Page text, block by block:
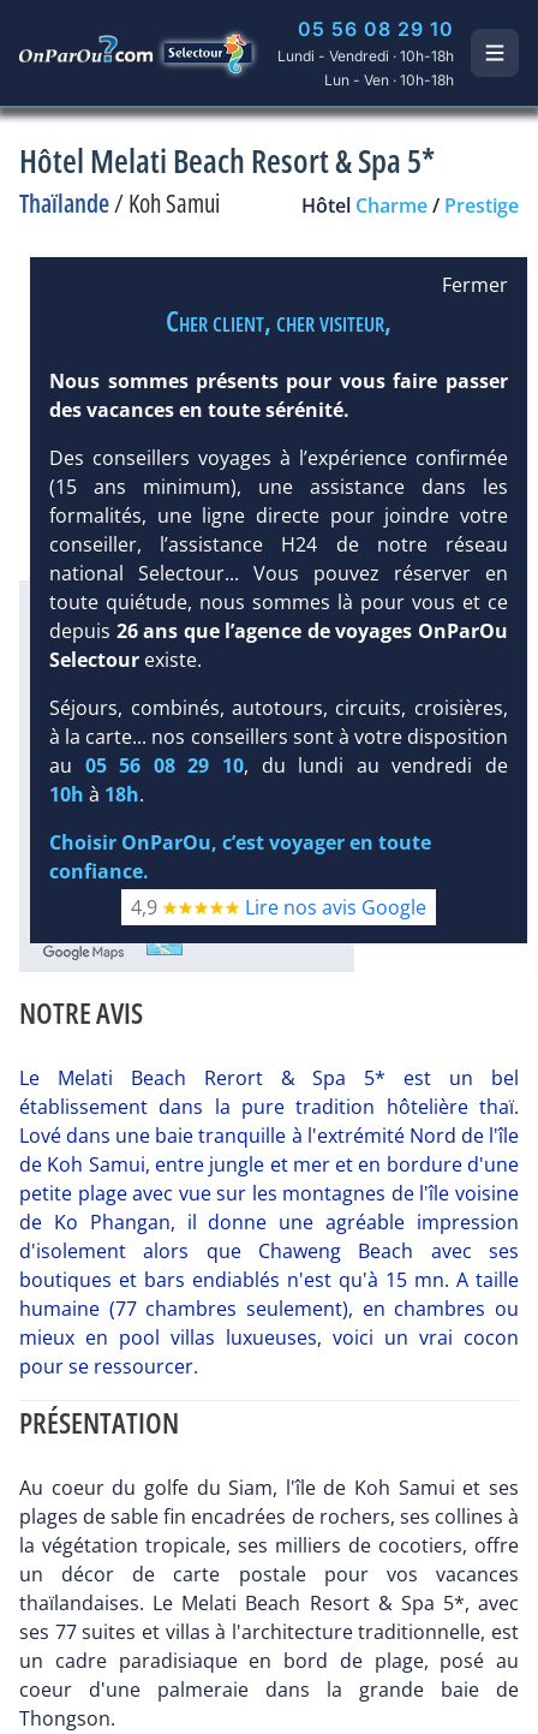
05 56 08 29 10
Lundi - Vendredi · 10h-18h
Lun - Ven · 10h-18h
Hôtel Melati Beach Resort & Spa 5*
Thaïlande/Koh Samui Hôtel Charme/ Prestige
DEMANDE
D’INFORMATIONS
Infos météo :
30 °C 210 mm
Dist.Distance:
< 100 m
Long.Longueur
250 m
Équipement :
77
Tx
Infos golfs :
Distance depuis l'hôtel : 13 km
Diaporama
NOTRE AVIS
Le Melati Beach Rerort & Spa 5* est un bel
établissement dans la pure tradition hôtelière thaï.
Lové dans une baie tranquille à l'extrémité Nord de l'île
de Koh Samui, entre jungle et mer et en bordure d'une
petite plage avec vue sur les montagnes de l'île voisine
de Ko Phangan, il donne une agréable impression
d'isolement alors que Chaweng Beach avec ses
boutiques et bars endiablés n'est qu'à 15 mn. A taille
humaine (77 chambres seulement), en chambres ou
mieux en pool villas luxueuses, voici un vrai cocon
pour se ressourcer.
PRÉSENTATION
Au coeur du golfe du Siam, l'île de Koh Samui et ses
plages de sable fin encadrées de rochers, ses collines à
la végétation tropicale, ses milliers de cocotiers, offre
un décor de carte postale pour vos vacances
thaïlandaises. Le Melati Beach Resort & Spa 5*, avec
ses 77 suites et villas à l'architecture traditionnelle, est
un cadre paradisiaque en bord de plage, posé au
coeur d'une palmeraie dans la grande baie de
Thongson.
Fermer
Cher client, cher visiteur,
Nous sommes présents pour vous faire passer
des vacances en toute sérénité.
Des conseillers voyages à l’expérience confirmée
(15 ans minimum), une assistance dans les
formalités, une ligne directe pour joindre votre
conseiller, l’assistance H24 de notre réseau
national Selectour... Vous pouvez réserver en
toute quiétude, nous sommes là pour vous et ce
depuis 26 ans que l’agence de voyages OnParOu
Selectour existe.
Séjours, combinés, autotours, circuits, croisières,
à la carte... nos conseillers sont à votre disposition
au 05 56 08 29 10, du lundi au vendredi de
10h à 18h.
Choisir OnParOu, c’est voyager en toute
confiance.
4,9
Lire nos avis Google